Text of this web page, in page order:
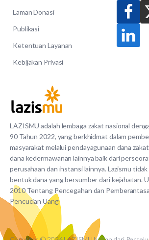
LAZISMU adalah lembaga zakat nasional
90 Tahun 2022, yang berkhidmat dalam
masyarakat melalui pendayagunaan dana
dana kedermawanan lainnya baik dari
perusahaan dan instansi lainnya. Lazismu
bentuk dana yang bersumber dari kejahatan.
2010 Tentang Pencegahan dan
Pencucian Uang
Laman Donasi
Publikasi
Ketentuan Layanan
Kebijakan Privasi